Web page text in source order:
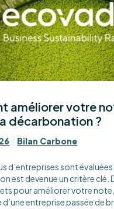
améliorer votre
décarbonation ?
Bilan Carbone
d’entreprises sont
est devenue un critère clé.
pour améliorer votre
d’une entreprise passée de